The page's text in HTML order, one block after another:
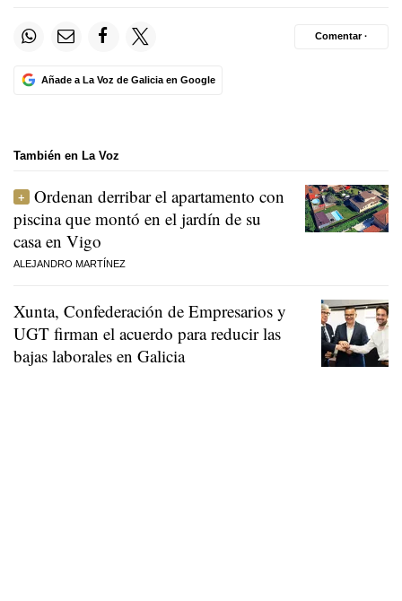
Añade a La Voz de Galicia en Google
Comentar ·
También en La Voz
Ordenan derribar el apartamento con
piscina que montó en el jardín de su
casa en Vigo
ALEJANDRO MARTÍNEZ
Xunta, Confederación de Empresarios y
UGT firman el acuerdo para reducir las
bajas laborales en Galicia